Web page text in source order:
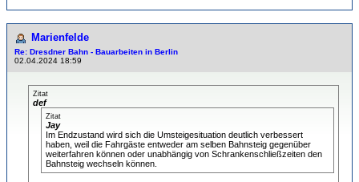
Marienfelde
Re: Dresdner Bahn - Bauarbeiten in Berlin
02.04.2024 18:59
Zitat
def
Zitat
Jay
Im Endzustand wird sich die Umsteigesituation deutlich verbessert
haben, weil die Fahrgäste entweder am selben Bahnsteig gegenüber
weiterfahren können oder unabhängig von Schrankenschließzeiten den
Bahnsteig wechseln können.